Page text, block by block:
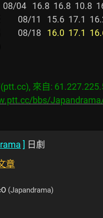
08/04   16.8  16.8  10.8
08/11   15.6  17.1
08/18 16.0  17.1
來自:
bbs/
] 日劇
章
(Japandrama)